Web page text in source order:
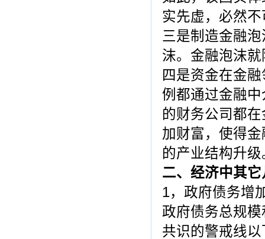
实先虚，必然
三是制造金融
沫。金融泡沫
四是资金在金
例都通过金融
的财务公司都
加财富，使得
的产业结构升级
二、经济中其
1，政府债务增
政府债务总规
共识的警戒线